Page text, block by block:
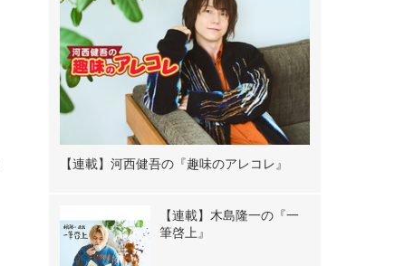
【連載】河西健吾の『趣味のアレコレ』
【連載】木島隆一の『一
筆啓上』